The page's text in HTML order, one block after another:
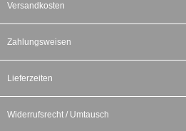
Versandkosten
Zahlungsweisen
Lieferzeiten
Widerrufsrecht / Umtausch